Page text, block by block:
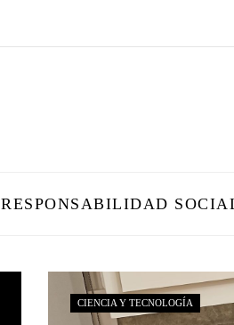
RESPONSABILIDAD
CIENCIA Y TECNOLOGÍA